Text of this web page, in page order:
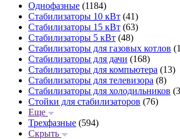
Однофазные (1184)
Стабилизаторы 10 кВт (41)
Стабилизаторы 15 кВт (63)
Стабилизаторы 5 кВт (48)
Стабилизаторы для газовых котлов
Стабилизаторы для дачи (168)
Стабилизаторы для компьютера (13)
Стабилизаторы для телевизора (8)
Стабилизаторы для холодильников
Стойки для стабилизаторов (76)
Еще
Трехфазные (594)
Скрыть